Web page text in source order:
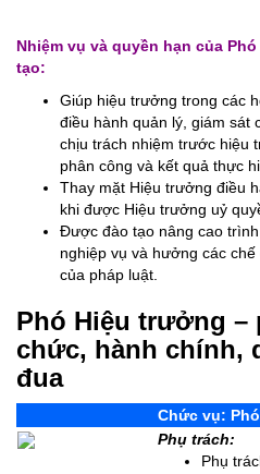
Nhiệm vụ và quyền hạn của
tạo:
Giúp hiệu trưởng trong các
điều hành quản lý, giám sát
chịu trách nhiệm trước hiệu
phân công và kết quả thực
Thay mặt Hiệu trưởng điều
khi được Hiệu trưởng uỷ
Được đào tạo nâng cao
nghiệp vụ và hưởng các
của pháp luật.
Phó Hiệu trưởng –
chức, hành chính,
đua
Chức vụ:
Phụ trách:
Phụ